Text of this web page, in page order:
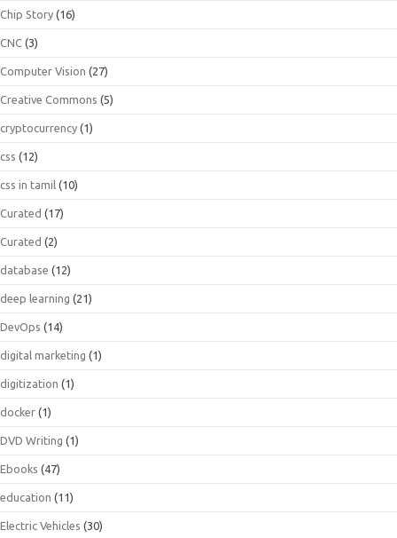
Chip Story (16)
CNC (3)
Computer Vision (27)
Creative Commons (5)
cryptocurrency (1)
css (12)
css in tamil (10)
Curated (17)
Curated (2)
database (12)
deep learning (21)
DevOps (14)
digital marketing (1)
digitization (1)
docker (1)
DVD Writing (1)
Ebooks (47)
education (11)
Electric Vehicles (30)